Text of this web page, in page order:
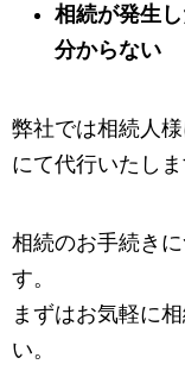
相続が発生
分からない
弊社では相続人
にて代行いたしま
相続のお手続き
す。
まずはお気軽に
い。